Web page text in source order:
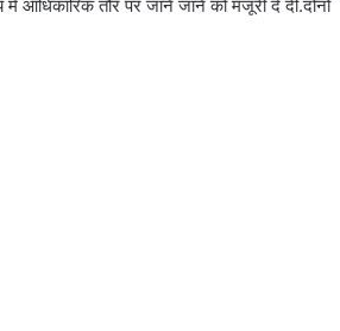
में आधिकारिक तौर पर जाने जाने को मंजूरी दे दी.दोनों